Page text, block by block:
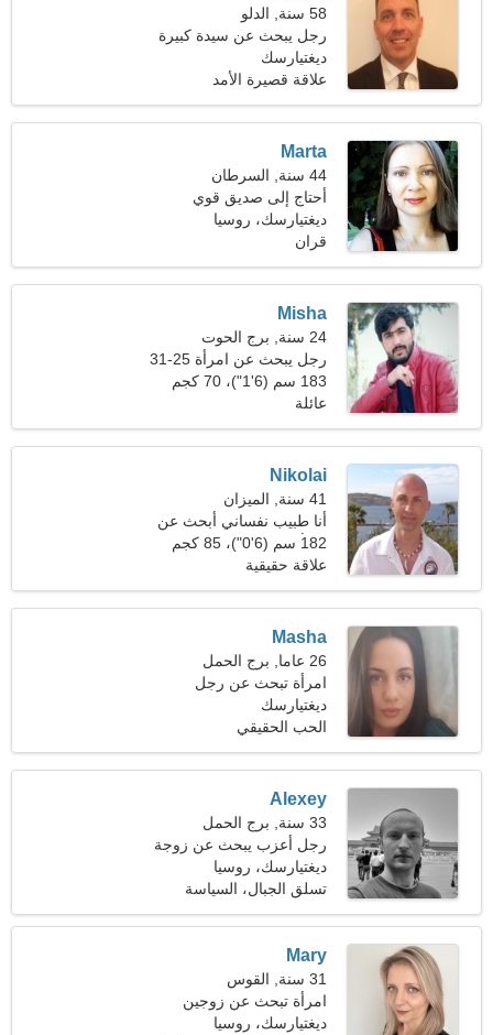
58 سنة, الدلو
رجل يبحث عن سيدة كبيرة
50-53
ديغتيارسك
علاقة قصيرة الأمد
Marta
44 سنة, السرطان
أحتاج إلى صديق قوي
ديغتيارسك، روسيا
قران
Misha
24 سنة, برج الحوت
رجل يبحث عن امرأة 25-31
183 سم (6'1")، 70 كجم
(154 رطلا)
عائلة
Nikolai
41 سنة, الميزان
أنا طبيب نفساني أبحث عن
امرأة جميلة
182 سم (6'0")، 85 كجم
(187 رطلا)
علاقة حقيقية
Masha
26 عاما, برج الحمل
امرأة تبحث عن رجل
ديغتيارسك
الحب الحقيقي
Alexey
33 سنة, برج الحمل
رجل أعزب يبحث عن زوجة
ديغتيارسك، روسيا
تسلق الجبال، السياسة
والقانون
Mary
31 سنة, القوس
امرأة تبحث عن زوجين
ديغتيارسك، روسيا